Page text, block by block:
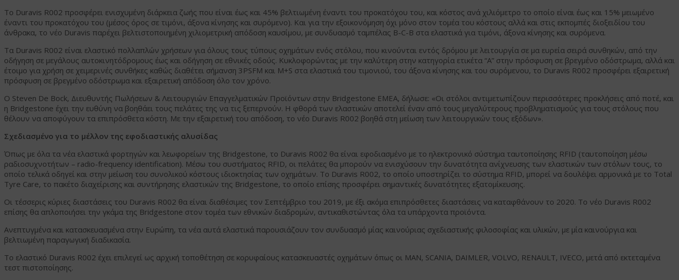
Το Duravis R002 προσφέρει ενισχυμένη διάρκεια ζωής που είναι έως και 45% βελτιωμένη έναντι του προκατόχου του, και κόστος ανά χιλιόμετρο το οποίο είναι έως και 15% μειωμένο
έναντι του προκατόχου του (μέσος όρος σε τιμόνι, άξονα κίνησης και συρόμενο). Και για την εξοικονόμηση όχι μόνο στον τομέα του κόστους αλλά και στις εκπομπές διοξειδίου του
άνθρακα, το νέο Duravis παρέχει βελτιστοποιημένη χιλιομετρική απόδοση καυσίμου, με συνδυασμό ταμπέλας B-C-B στα ελαστικά για τιμόνι, άξονα κίνησης και συρόμενα.
Τα Duravis R002 είναι ελαστικό πολλαπλών χρήσεων για όλους τους τύπους οχημάτων ενός στόλου, που κινούνται εντός δρόμου με λειτουργία σε μα ευρεία σειρά συνθηκών, από την
οδήγηση σε μεγάλους αυτοκινητόδρομους έως και οδήγηση σε εθνικές οδούς. Κυκλοφορώντας με την καλύτερη στην κατηγορία ετικέτα “A” στην πρόσφυση σε βρεγμένο οδόστρωμα, αλλά και
έτοιμο για χρήση σε χειμερινές συνθήκες καθώς διαθέτει σήμανση 3PSFM και M+S στα ελαστικά του τιμονιού, του άξονα κίνησης και του συρόμενου, το Duravis R002 προσφέρει εξαιρετική
πρόσφυση σε βρεγμένο οδόστρωμα και εξαιρετική απόδοση όλο τον χρόνο.
Ο Steven De Bock, Διευθυντής Πωλήσεων & Λειτουργιών Επαγγελματικών Προϊόντων στην Bridgestone EMEA, δήλωσε: «Οι στόλοι αντιμετωπίζουν περισσότερες προκλήσεις από ποτέ, και
η Bridgestone έχει την ευθύνη να βοηθάει τους πελάτες της να τις ξεπερνούν. Η φθορά των ελαστικών αποτελεί έναν από τους μεγαλύτερους προβληματισμούς για τους στόλους που
θέλουν να αποφύγουν τα επιπρόσθετα κόστη. Με την εξαιρετική του απόδοση, το νέο Duravis R002 βοηθά στη μείωση των λειτουργικών τους εξόδων».
Σχεδιασμένο για το μέλλον της εφοδιαστικής αλυσίδας
Όπως με όλα τα νέα ελαστικά φορτηγών και λεωφορείων της Bridgestone, το Duravis R002 θα είναι εφοδιασμένο με το ηλεκτρονικό σύστημα ταυτοποίησης RFID (ταυτοποίηση μέσω
ραδιοσυχνοτήτων – radio-frequency identification). Μέσω του συστήματος RFID, οι πελάτες θα μπορούν να ενισχύσουν την δυνατότητα ανίχνευσης των ελαστικών των στόλων τους, το
οποίο τελικά οδηγεί και στην μείωση του συνολικού κόστους ιδιοκτησίας των οχημάτων. Το Duravis R002, το οποίο υποστηρίζει το σύστημα RFID, μπορεί να δουλέψει αρμονικά με το Total
Tyre Care, το πακέτο διαχείρισης και συντήρησης ελαστικών της Bridgestone, το οποίο επίσης προσφέρει σημαντικές δυνατότητες εξατομίκευσης.
Οι τέσσερις κύριες διαστάσεις του Duravis R002 θα είναι διαθέσιμες τον Σεπτέμβριο του 2019, με έξι ακόμα επιπρόσθετες διαστάσεις να καταφθάνουν το 2020. Το νέο Duravis R002
επίσης θα απλοποιήσει την γκάμα της Bridgestone στον τομέα των εθνικών διαδρομών, αντικαθιστώντας όλα τα υπάρχοντα προϊόντα.
Ανεπτυγμένα και κατασκευασμένα στην Ευρώπη, τα νέα αυτά ελαστικά παρουσιάζουν τον συνδυασμό μίας καινούριας σχεδιαστικής φιλοσοφίας και υλικών, με μία καινούργια και
βελτιωμένη παραγωγική διαδικασία.
Το ελαστικό Duravis R002 έχει επιλεγεί ως αρχική τοποθέτηση σε κορυφαίους κατασκευαστές οχημάτων όπως οι MAN, SCANIA, DAIMLER, VOLVO, RENAULT, IVECO, μετά από εκτεταμένα
τεστ πιστοποίησης.